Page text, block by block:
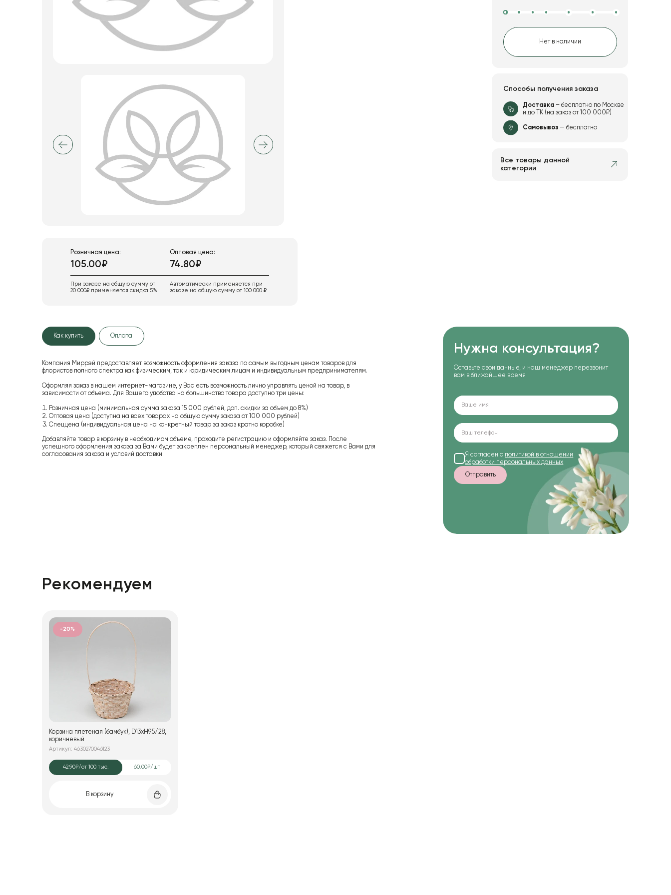
Искусственные цветы и растения
Декоративные вазы, кашпо
Розничная цена:
105.00₽
При заказе на общую сумму от
20 000₽ применяется скидка 5%
Оптовая цена:
74.80₽
Автоматически применяется при
заказе на общую сумму от 100 000 ₽
Нет в наличии
Способы получения заказа
Доставка– бесплатно по Москве
и до ТК (на заказ от 100 000₽)
Самовывоз— бесплатно
Все товары данной
категории
Как купить Оплата
Компания Миррэй предоставляет возможность оформления заказа по самым выгодным ценам товаров для
флористов полного спектра как физическим, так и юридическим лицам и индивидуальным предпринимателям.
Оформляя заказ в нашем интернет-магазине, у Вас есть возможность лично управлять ценой на товар, в
зависимости от объема. Для Вашего удобства на большинство товара доступно три цены:
Розничная цена (минимальная сумма заказа 15 000 рублей, доп. скидки за объем до 8%)
Оптовая цена (доступна на всех товарах на общую сумму заказа от 100 000 рублей)
Спеццена (индивидуальная цена на конкретный товар за заказ кратно коробке)
Добавляйте товар в корзину в необходимом объеме, проходите регистрацию и оформляйте заказ. После
успешного оформления заказа за Вами будет закреплен персональный менеджер, который свяжется с Вами для
согласования заказа и условий доставки.
Нужна консультация?
Оставьте свои данные, и наш менеджер перезвонит
вам в ближайшее время
Я согласен с политикой в отношении
обработки персональных данных
Отправить
Рекомендуем
-20%
Корзина плетеная (бамбук), D13xH9.5/28,
коричневый
Артикул: 4630270046123
42.90₽/от 100 тыс. 60.00₽/шт
В корзину